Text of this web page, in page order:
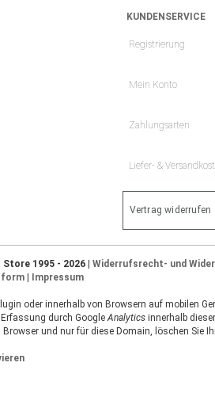
KUNDENSERVICE
Registrierung
Mein Konto
Zahlungsarten
Liefer- &
Vertrag widerrufen
1995 - 2026 | Widerrufsrecht- und
| Impressum
oder innerhalb von Browsern auf mobilen
durch Google Analytics innerhalb
und nur für diese Domain, löschen Sie